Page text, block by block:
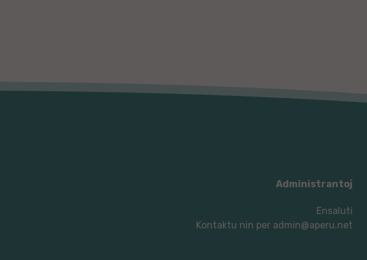
Administrantoj
Ensaluti
Kontaktu nin per admin@aperu.net